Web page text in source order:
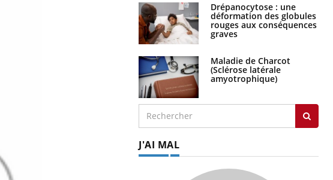
Drépanocytose : une
déformation des globules
rouges aux conséquences
graves
Maladie de Charcot
(Sclérose latérale
amyotrophique)
J'AI MAL